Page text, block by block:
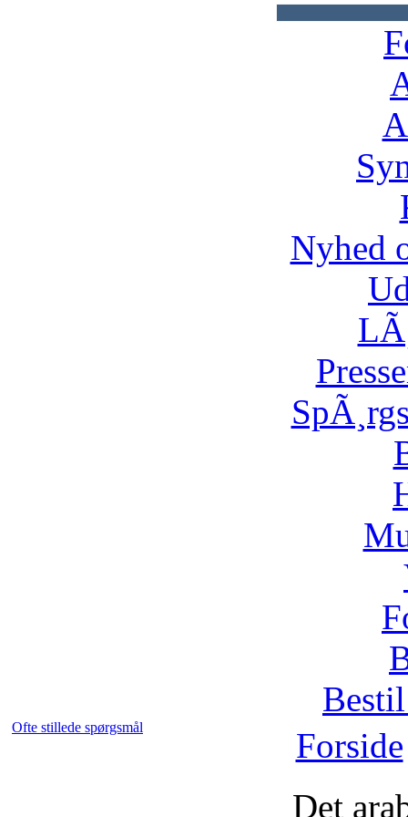
Nyhed
Ofte stillede spørgsmål Forside
Det